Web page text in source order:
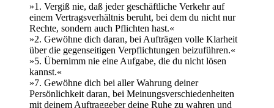
»1. Vergiß nie, daß jeder geschäftliche Verkehr auf
einem Vertragsverhältnis beruht, bei dem du nicht nur
Rechte, sondern auch Pflichten hast.«
»2. Gewöhne dich daran, bei Aufträgen volle Klarheit
über die gegenseitigen Verpflichtungen beizuführen.«
»5. Übernimm nie eine Aufgabe, die du nicht lösen
kannst.«
»7. Gewöhne dich bei aller Wahrung deiner
Persönlichkeit daran, bei Meinungsverschiedenheiten
mit deinem Auftraggeber deine Ruhe zu wahren und